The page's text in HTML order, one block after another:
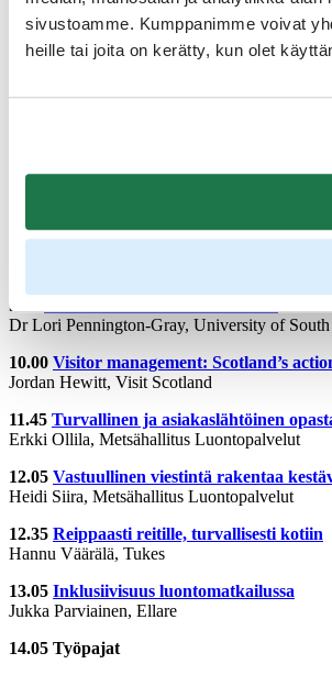
sivustoamme. Kumppanimme voivat
heille tai joita on kerätty, kun olet
9.15
Dr Lori Pennington-Gray, University of
10.00 Visitor management: Scotland’s
Jordan Hewitt, Visit Scotland
11.45 Turvallinen ja asiakaslähtöinen
Erkki Ollila, Metsähallitus Luontopalvelut
12.05 Vastuullinen viestintä rakentaa
Heidi Siira, Metsähallitus Luontopalvelut
12.35 Reippaasti reitille, turvallisesti kotiin
Hannu Väärälä, Tukes
13.05 Inklusiivisuus luontomatkailussa
Jukka Parviainen, Ellare
14.05 Työpajat